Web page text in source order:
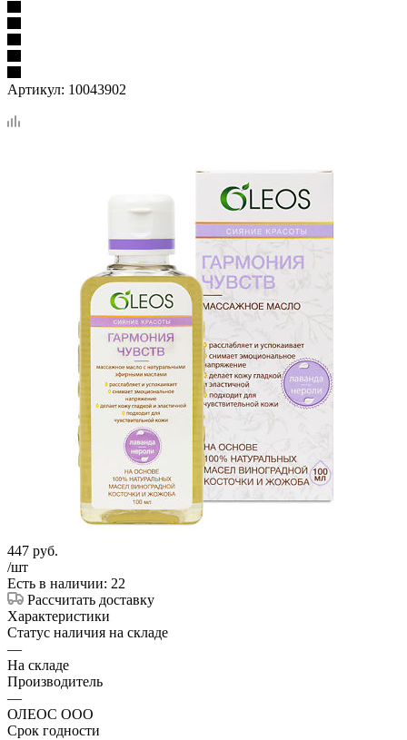
Артикул: 10043902
447 руб.
/шт
Есть в наличии: 22
Рассчитать доставку
Характеристики
Статус наличия на складе
—
На складе
Производитель
—
ОЛЕОС ООО
Срок годности